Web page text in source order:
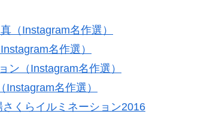
（Instagram名作選）
名作選）
ン（Instagram名作選）
名作選）
くらイルミネーション2016